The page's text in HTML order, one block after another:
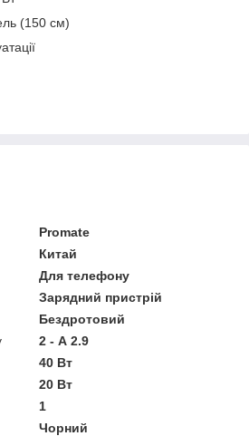
(150 см)
Promate
Китай
Для телефону
Зарядний пристрій
Бездротовий
2 - А 2.9
40 Вт
20 Вт
1
Чорний